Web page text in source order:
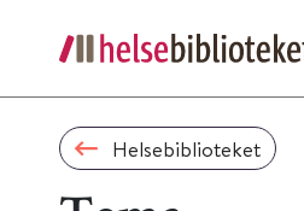
Helsebiblioteket